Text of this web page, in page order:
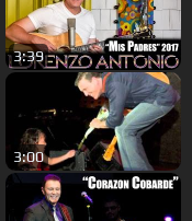
3:39
3:00